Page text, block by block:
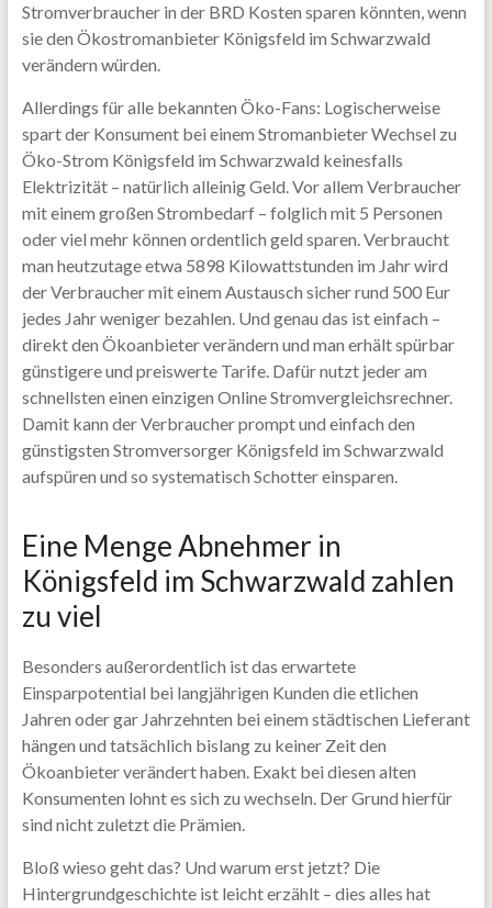
Stromverbraucher in der BRD Kosten sparen könnten, wenn
sie den Ökostromanbieter Königsfeld im Schwarzwald
verändern würden.
Allerdings für alle bekannten Öko-Fans: Logischerweise
spart der Konsument bei einem Stromanbieter Wechsel zu
Öko-Strom Königsfeld im Schwarzwald keinesfalls
Elektrizität – natürlich alleinig Geld. Vor allem Verbraucher
mit einem großen Strombedarf – folglich mit 5 Personen
oder viel mehr können ordentlich geld sparen. Verbraucht
man heutzutage etwa 5898 Kilowattstunden im Jahr wird
der Verbraucher mit einem Austausch sicher rund 500 Eur
jedes Jahr weniger bezahlen. Und genau das ist einfach –
direkt den Ökoanbieter verändern und man erhält spürbar
günstigere und preiswerte Tarife. Dafür nutzt jeder am
schnellsten einen einzigen Online Stromvergleichsrechner.
Damit kann der Verbraucher prompt und einfach den
günstigsten Stromversorger Königsfeld im Schwarzwald
aufspüren und so systematisch Schotter einsparen.
Eine Menge Abnehmer in
Königsfeld im Schwarzwald zahlen
zu viel
Besonders außerordentlich ist das erwartete
Einsparpotential bei langjährigen Kunden die etlichen
Jahren oder gar Jahrzehnten bei einem städtischen Lieferant
hängen und tatsächlich bislang zu keiner Zeit den
Ökoanbieter verändert haben. Exakt bei diesen alten
Konsumenten lohnt es sich zu wechseln. Der Grund hierfür
sind nicht zuletzt die Prämien.
Bloß wieso geht das? Und warum erst jetzt? Die
Hintergrundgeschichte ist leicht erzählt – dies alles hat